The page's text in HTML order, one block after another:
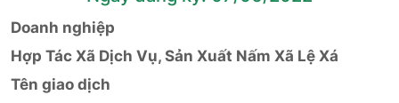
Doanh nghiệp
Hợp Tác Xã Dịch Vụ, Sản Xuất Nấm Xã Lệ Xá
Tên giao dịch